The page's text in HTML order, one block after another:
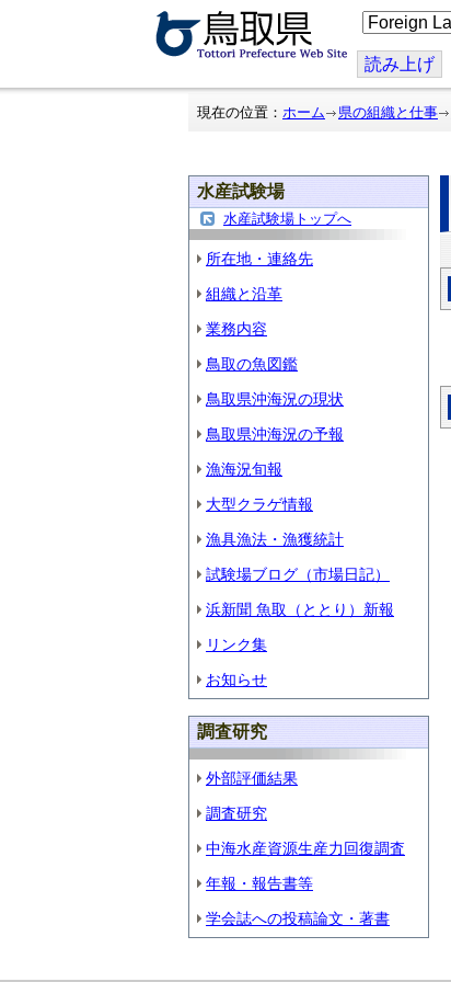
こ
の
ジ
を
翻
読み上げ
現在の位置： ホーム 県の組織と仕事
水産試験場
水産試験場トップへ
所在地・連絡先
組織と沿革
業務内容
鳥取の魚図鑑
鳥取県沖海況の現状
鳥取県沖海況の予報
漁海況旬報
大型クラゲ情報
漁具漁法・漁獲統計
試験場ブログ（市場日記）
浜新聞 魚取（ととり）新報
リンク集
お知らせ
調査研究
外部評価結果
調査研究
中海水産資源生産力回復調査
年報・報告書等
学会誌への投稿論文・著書